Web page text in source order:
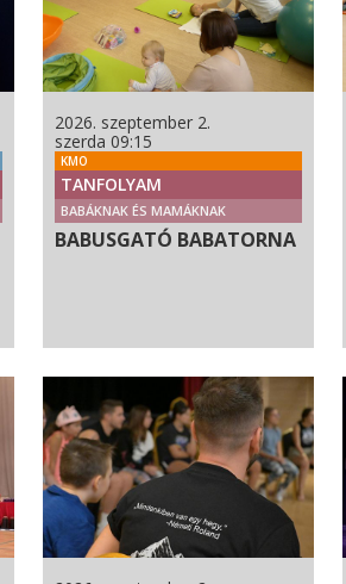
2026. szeptember 2.
szerda 09:15
KMO
TANFOLYAM
BABÁKNAK ÉS MAMÁKNAK
BABUSGATÓ BABATORNA